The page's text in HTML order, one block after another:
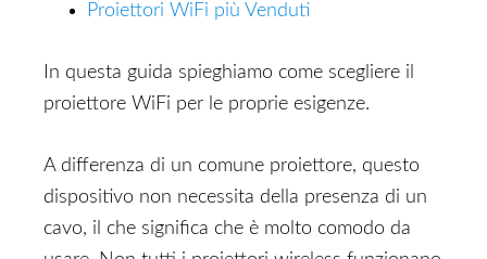
Proiettori WiFi più Venduti
In questa guida spieghiamo come scegliere il
proiettore WiFi per le proprie esigenze.
A differenza di un comune proiettore, questo
dispositivo non necessita della presenza di un
cavo, il che significa che è molto comodo da